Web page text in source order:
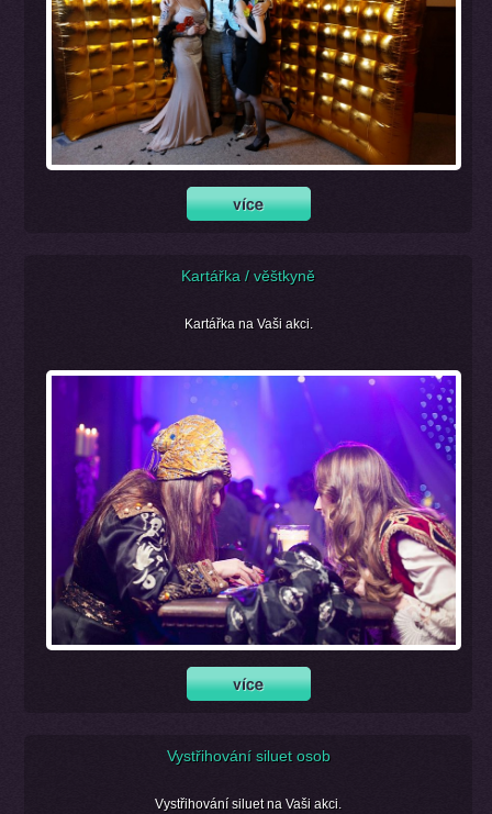
Kartářka / věštkyně
Kartářka na Vaši akci.
Vystřihování siluet osob
Vystřihování siluet na Vaši akci.